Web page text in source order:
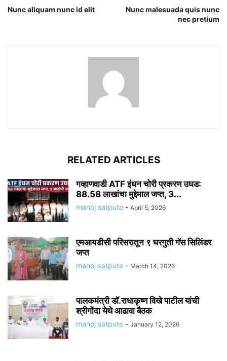
Nunc aliquam nunc id elit
Nunc malesuada quis nunc
nec pretium
RELATED ARTICLES
गव्हाणवाडी ATF इंधन चोरी प्रकरण उघड:
88.58 लाखांचा मुद्देमाल जप्त, 3...
manoj satpute - April 5, 2026
एमआयडीसी परिसरातून ९ घरगुती गॅस सिलिंडर
जप्त
manoj satpute - March 14, 2026
पालकमंत्री डॉ.राधाकृष्ण विखे पाटील यांची
श्रीगोंदा येथे आढावा बैठक
manoj satpute - January 12, 2026